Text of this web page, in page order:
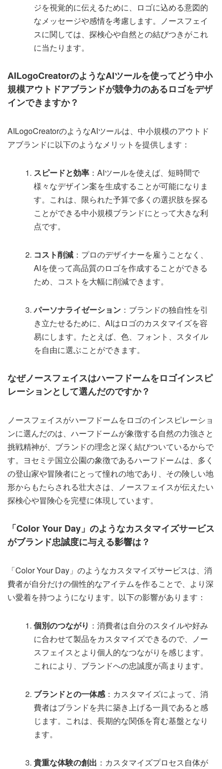
ジを視覚的に伝えるために、ロゴに込める意図的
なメッセージや感情を考慮します。ノースフェイ
スに関しては、探検心や自然との結びつきがこれ
に当たります。
AILogoCreatorのようなAIツールを使ってどう中小
規模アウトドアブランドが競争力のあるロゴをデザ
インできますか？
AILogoCreatorのようなAIツールは、中小規模のアウトド
アブランドに以下のようなメリットを提供します：
スピードと効率 ：AIツールを使えば、短時間で
様々なデザイン案を生成することが可能になりま
す。これは、限られた予算で多くの選択肢を探る
ことができる中小規模ブランドにとって大きな利
点です。
コスト削減 ：プロのデザイナーを雇うことなく、
AIを使って高品質のロゴを作成することができる
ため、コストを大幅に削減できます。
パーソナライゼーション ：ブランドの独自性を引
き立たせるために、AIはロゴのカスタマイズを容
易にします。たとえば、色、フォント、スタイル
を自由に選ぶことができます。
なぜノースフェイスはハーフドームをロゴインスピ
レーションとして選んだのですか？
ノースフェイスがハーフドームをロゴのインスピレーショ
ンに選んだのは、ハーフドームが象徴する自然の力強さと
挑戦精神が、ブランドの理念と深く結びついているからで
す。ヨセミテ国立公園の象徴であるハーフドームは、多く
の登山家や冒険者にとって憧れの地であり、その険しい地
形からもたらされる壮大さは、ノースフェイスが伝えたい
探検心や冒険心を完璧に体現しています。
「Color Your Day」のようなカスタマイズサービス
がブランド忠誠度に与える影響は？
「Color Your Day」のようなカスタマイズサービスは、消
費者が自分だけの個性的なアイテムを作ることで、より深
い愛着を持つようになります。以下の影響があります：
個別のつながり ：消費者は自分のスタイルや好み
に合わせて製品をカスタマイズできるので、ノー
スフェイスとより個人的なつながりを感じます。
これにより、ブランドへの忠誠度が高まります。
ブランドとの一体感：カスタマイズによって、消
費者はブランドを共に築き上げる一員であると感
じます。これは、長期的な関係を育む基盤となり
ます。
貴重な体験の創出 ：カスタマイズプロセス自体が